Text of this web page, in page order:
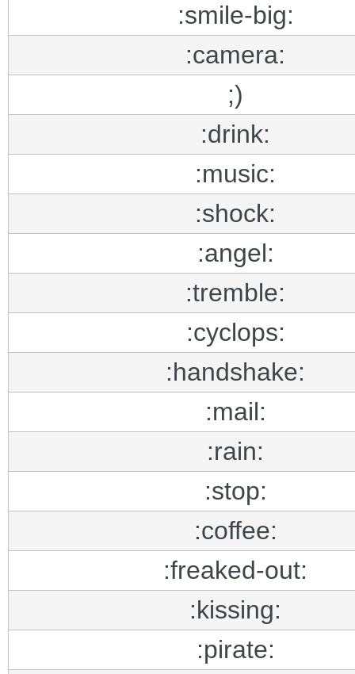
:smile-big:
:camera:
;)
:drink:
:music:
:shock:
:angel:
:tremble:
:cyclops:
:handshake:
:mail:
:rain:
:stop:
:coffee:
:freaked-out:
:kissing:
:pirate: